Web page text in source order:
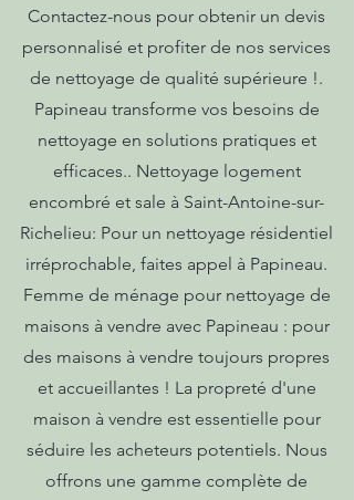
Contactez-nous pour obtenir un devis
personnalisé et profiter de nos services
de nettoyage de qualité supérieure !.
Papineau transforme vos besoins de
nettoyage en solutions pratiques et
efficaces.. Nettoyage logement
encombré et sale à Saint-Antoine-sur-
Richelieu: Pour un nettoyage résidentiel
irréprochable, faites appel à Papineau.
Femme de ménage pour nettoyage de
maisons à vendre avec Papineau : pour
des maisons à vendre toujours propres
et accueillantes ! La propreté d'une
maison à vendre est essentielle pour
séduire les acheteurs potentiels. Nous
offrons une gamme complète de